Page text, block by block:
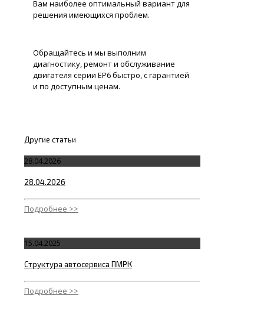
Вам наиболее оптимальный вариант для
решения имеющихся проблем.
Обращайтесь и мы выполним
диагностику, ремонт и обслуживание
двигателя серии EP6 быстро, с гарантией
и по доступным ценам.
Другие статьи
28.04.2026
28.04.2026
Подробнее >>
15.04.2025
Структура автосервиса ПМРК
Подробнее >>